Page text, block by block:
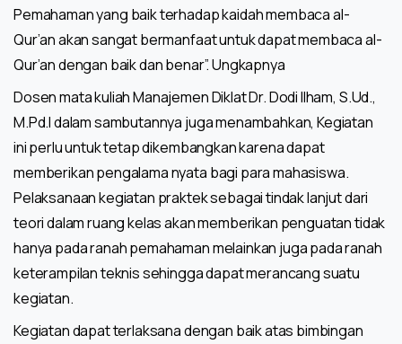
Pemahaman yang baik terhadap kaidah membaca al-
Qur’an akan sangat bermanfaat untuk dapat membaca al-
Qur’an dengan baik dan benar”. Ungkapnya
Dosen mata kuliah Manajemen Diklat Dr. Dodi Ilham, S.Ud.,
M.Pd.I dalam sambutannya juga menambahkan, Kegiatan
ini perlu untuk tetap dikembangkan karena dapat
memberikan pengalama nyata bagi para mahasiswa.
Pelaksanaan kegiatan praktek sebagai tindak lanjut dari
teori dalam ruang kelas akan memberikan penguatan tidak
hanya pada ranah pemahaman melainkan juga pada ranah
keterampilan teknis sehingga dapat merancang suatu
kegiatan.
Kegiatan dapat terlaksana dengan baik atas bimbingan